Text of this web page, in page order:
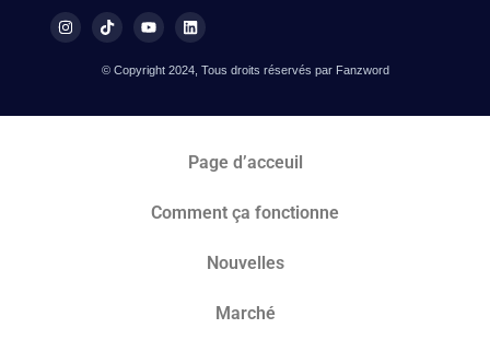
© Copyright 2024, Tous droits réservés par Fanzword
Page d’acceuil
Comment ça fonctionne
Nouvelles
Marché​